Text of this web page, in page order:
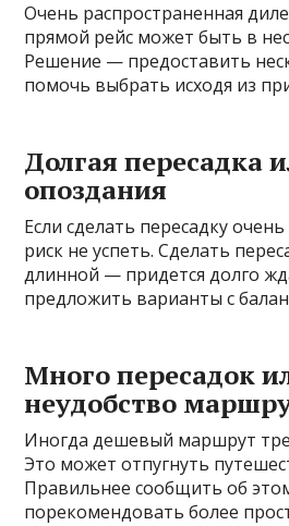
Очень распространенная
прямой рейс может быть в
Решение — предоставить
помочь выбрать исходя из
Долгая пересадка
опоздания
Если сделать пересадку
риск не успеть. Сделать
длинной — придется долго
предложить варианты с
Много пересадок
неудобство
Иногда дешевый маршрут
Это может отпугнуть
Правильнее сообщить об
порекомендовать более